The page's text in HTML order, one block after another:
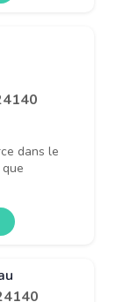
dans le